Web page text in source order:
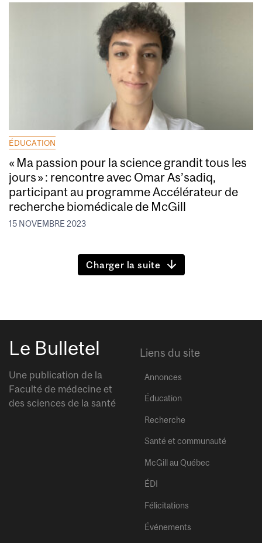
ÉDUCATION
« Ma passion pour la science grandit tous les
jours » : rencontre avec Omar As’sadiq,
participant au programme Accélérateur de
recherche biomédicale de McGill
15 NOVEMBRE 2023
Charger la suite
Le Bulletel
Une publication de la
Faculté de médecine et
des sciences de la santé
Liens du site
Annonces
Éducation
Recherche
Santé et communauté
McGill au Québec
ÉDI
Félicitations
Événements